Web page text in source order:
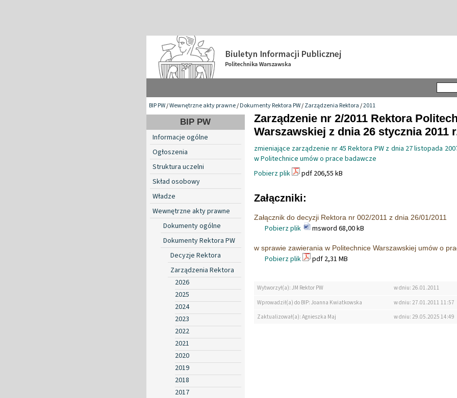
BIP PW/Wewnętrzne akty prawne/Dokumenty Rektora PW/Zarządzenia Rektora/2011
BIP PW
Informacje ogólne
Ogłoszenia
Struktura uczelni
Skład osobowy
Władze
Wewnętrzne akty prawne
Dokumenty ogólne
Dokumenty Rektora PW
Decyzje Rektora
Zarządzenia Rektora
2026
2025
2024
2023
2022
2021
2020
2019
2018
2017
Zarządzenie nr 2/2011 Rektora
Warszawskiej z dnia 26 stycznia 2011
zmieniające zarządzenie nr 45 Rektora PW z dnia 27 listopada
w Politechnice umów o prace badawcze
Pobierz plik
pdf 206,55 kB
Załączniki:
Załącznik do decyzji Rektora nr 002/2011 z dnia 26/01/2011
Pobierz plik msword 68,00 kB
w sprawie zawierania w Politechnice Warszawskiej umów o
Pobierz plik pdf 2,31 MB
Wytworzył(a): JM Rektor PW
w dniu: 26.01.2011
Wprowadził(a) do BIP: Joanna Kwiatkowska
w dniu: 27.01.2011 11:57
Zaktualizował(a): Agnieszka Maj
w dniu: 29.05.2025 14:49